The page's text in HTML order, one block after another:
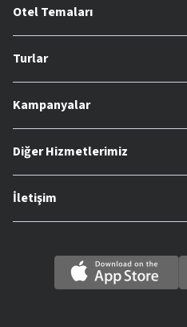
Otel Temaları
Turlar
Kampanyalar
Diğer Hizmetlerimiz
İletişim